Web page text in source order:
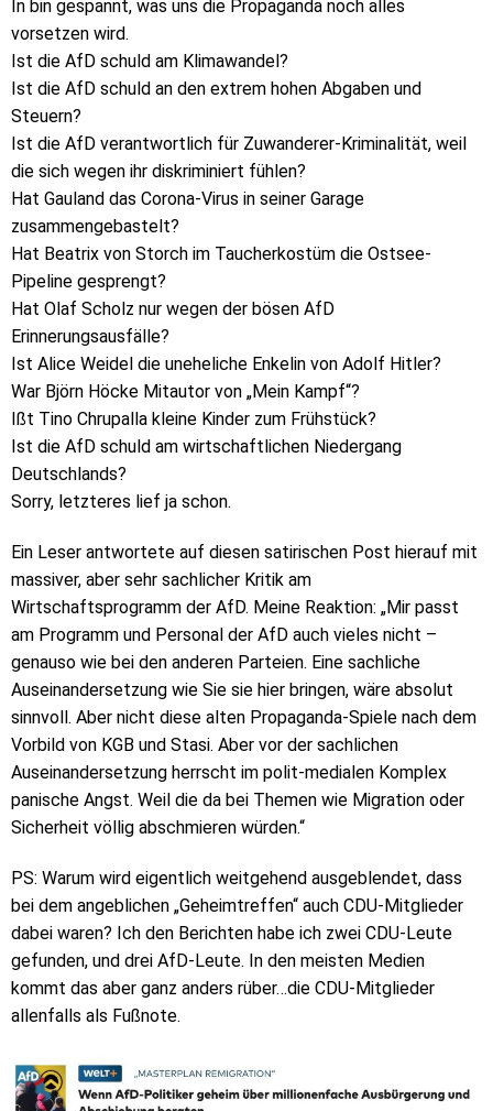
In bin gespannt, was uns die Propaganda noch alles
vorsetzen wird.
Ist die AfD schuld am Klimawandel?
Ist die AfD schuld an den extrem hohen Abgaben und
Steuern?
Ist die AfD verantwortlich für Zuwanderer-Kriminalität, weil
die sich wegen ihr diskriminiert fühlen?
Hat Gauland das Corona-Virus in seiner Garage
zusammengebastelt?
Hat Beatrix von Storch im Taucherkostüm die Ostsee-
Pipeline gesprengt?
Hat Olaf Scholz nur wegen der bösen AfD
Erinnerungsausfälle?
Ist Alice Weidel die uneheliche Enkelin von Adolf Hitler?
War Björn Höcke Mitautor von „Mein Kampf“?
Ißt Tino Chrupalla kleine Kinder zum Frühstück?
Ist die AfD schuld am wirtschaftlichen Niedergang
Deutschlands?
Sorry, letzteres lief ja schon.
Ein Leser antwortete auf diesen satirischen Post hierauf mit
massiver, aber sehr sachlicher Kritik am
Wirtschaftsprogramm der AfD. Meine Reaktion: „Mir passt
am Programm und Personal der AfD auch vieles nicht –
genauso wie bei den anderen Parteien. Eine sachliche
Auseinandersetzung wie Sie sie hier bringen, wäre absolut
sinnvoll. Aber nicht diese alten Propaganda-Spiele nach dem
Vorbild von KGB und Stasi. Aber vor der sachlichen
Auseinandersetzung herrscht im polit-medialen Komplex
panische Angst. Weil die da bei Themen wie Migration oder
Sicherheit völlig abschmieren würden.“
PS: Warum wird eigentlich weitgehend ausgeblendet, dass
bei dem angeblichen „Geheimtreffen“ auch CDU-Mitglieder
dabei waren? Ich den Berichten habe ich zwei CDU-Leute
gefunden, und drei AfD-Leute. In den meisten Medien
kommt das aber ganz anders rüber…die CDU-Mitglieder
allenfalls als Fußnote.